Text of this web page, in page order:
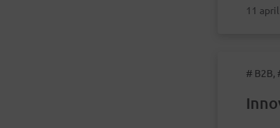
11
# B2B,